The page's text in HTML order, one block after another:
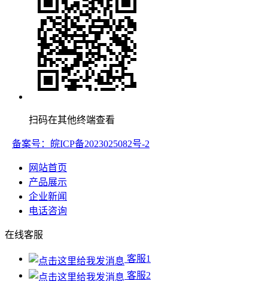
扫码在其他终端查看
备案号：皖ICP备2023025082号-2
网站首页
产品展示
企业新闻
电话咨询
在线客服
客服1
客服2